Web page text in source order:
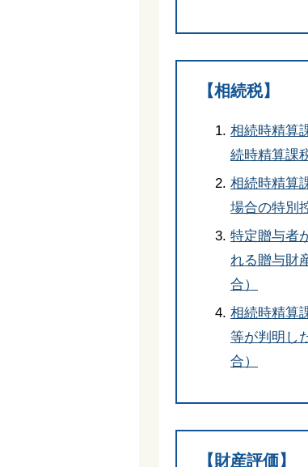
【相続税】
相続時精算
続時精算課
相続時精算
場合の特別
特定贈与者
れる贈与財
合）
相続時精算
等が判明し
合）
【財産評価】